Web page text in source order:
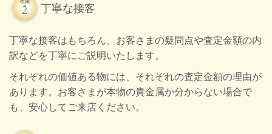
丁寧な接客
丁寧な接客はもちろん、お客さまの疑問点や査定金額の内
訳などを丁寧にご説明いたします。
それぞれの価値ある物には、それぞれの査定金額の理由が
あります。お客さまが本物の貴金属か分からない場合で
も、安心してご来店ください。